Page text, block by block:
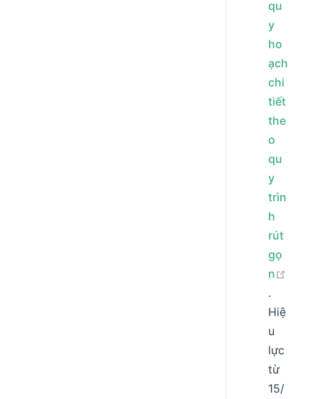
qu
y
ho
ạch
chi
tiết
the
o
qu
y
trìn
h
rút
gọ
n
open in
.
Hiệ
u
lực
từ
15/